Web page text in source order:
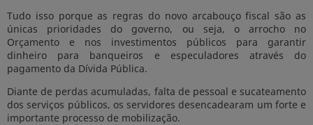
Tudo isso porque as regras do novo arcabouço fiscal são as
únicas prioridades do governo, ou seja, o arrocho no
Orçamento e nos investimentos públicos para garantir
dinheiro para banqueiros e especuladores através do
pagamento da Dívida Pública.
Diante de perdas acumuladas, falta de pessoal e sucateamento
dos serviços públicos, os servidores desencadearam um forte e
importante processo de mobilização.